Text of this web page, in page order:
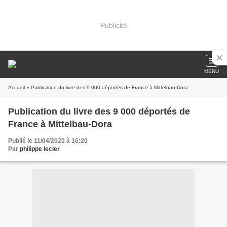
Publicité
MENU
Accueil » Publication du livre des 9 000 déportés de France à Mittelbau-Dora
Publication du livre des 9 000 déportés de
France à Mittelbau-Dora
Publié le 11/04/2020 à 16:20
Par philippe lecler